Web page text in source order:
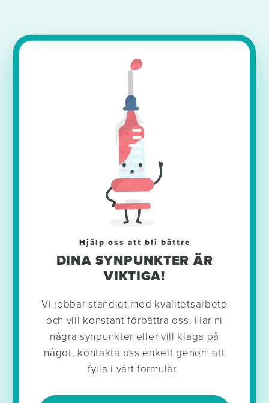
Hjälp oss att bli bättre
DINA SYNPUNKTER ÄR
VIKTIGA!
Vi jobbar ständigt med kvalitetsarbete
och vill konstant förbättra oss. Har ni
några synpunkter eller vill klaga på
något, kontakta oss enkelt genom att
fylla i vårt formulär.